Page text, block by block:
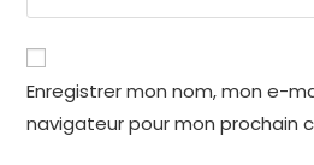
Enregistrer mon nom, mon e-
navigateur pour mon prochain